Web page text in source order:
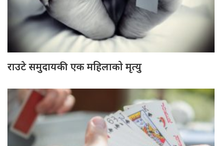
राउटे समुदायकी एक महिलाको मृत्यु